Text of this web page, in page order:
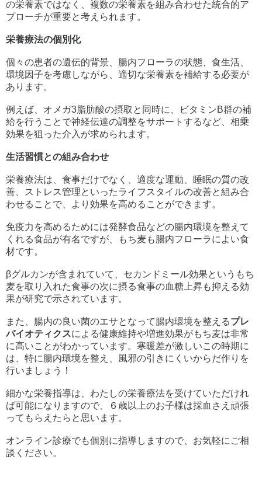
の栄養素ではなく、複数の栄養素を組み合わせた統合的ア
プローチが重要と考えられます。
栄養療法の個別化
個々の患者の遺伝的背景、腸内フローラの状態、食生活、
環境因子を考慮しながら、適切な栄養素を補給する必要が
あります。
例えば、オメガ3脂肪酸の摂取と同時に、ビタミンB群の補
給を行うことで神経伝達の調整をサポートするなど、相乗
効果を狙った介入が求められます。
生活習慣との組み合わせ
栄養療法は、食事だけでなく、適度な運動、睡眠の質の改
善、ストレス管理といったライフスタイルの改善と組み合
わせることで、より効果を高めることができます。
免疫力を高めるためには発酵食品などの腸内環境を整えて
くれる食品が有名ですが、もち麦も腸内フローラによい食
材です。
βグルカンが含まれていて、セカンドミール効果というもち
麦を取り入れた食事の次に摂る食事の血糖上昇も抑える効
果が研究で示されています。
また、腸内の良い菌のエサとなって腸内環境を整えるプレ
バイオティクスによる健康維持や増進効果がもち麦は非常
に高いことがわかっています。寒暖差が激しいこの時期に
は、特に腸内環境を整え、風邪の引きにくいからだ作りを
行いましょう！
細かな栄養指導は、わたしの栄養療法を受けていただけれ
ば可能になりますので、６歳以上のお子様は採血さえ頑張
ってもらえたらと思います。
オンライン診療でも個別に指導しますので、お気軽にご相
談ください。